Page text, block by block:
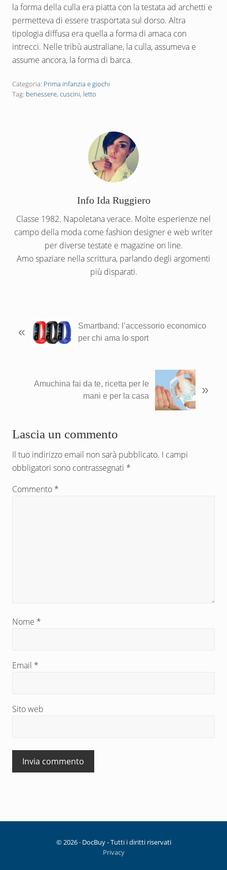
la forma della culla era piatta con la testata ad archetti e
permetteva di essere trasportata sul dorso. Altra
tipologia diffusa era quella a forma di amaca con
intrecci. Nelle tribù australiane, la culla, assumeva e
assume ancora, la forma di barca.
Categoria: Prima infanzia e giochi
Tag: benessere, cuscini, letto
Info Ida Ruggiero
Classe 1982. Napoletana verace. Molte esperienze nel
campo della moda come fashion designer e web writer
per diverse testate e magazine on line.
Amo spaziare nella scrittura, parlando degli argomenti
più disparati.
o
d
n
t
:
«
Smartband: l’accessorio economico
per chi ama lo sport
u
c
e
Amuchina fai da te, ricetta per le
mani e per la casa
»
Interazioni
del
lettore
Lascia un commento
Il tuo indirizzo email non sarà pubblicato. I campi
obbligatori sono contrassegnati *
Commento *
Nome *
Email *
Sito web
© 2026 · DocBuy - Tutti i diritti riservati
Privacy